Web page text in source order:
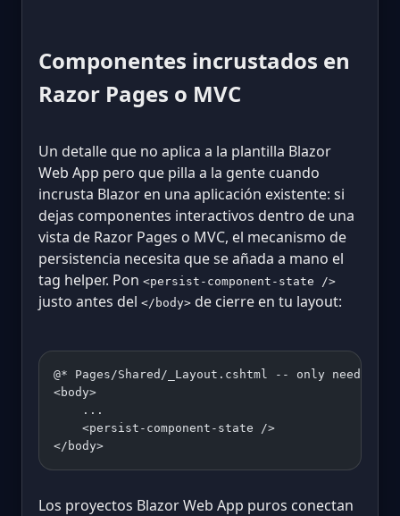
Componentes incrustados en
Razor Pages o MVC
Un detalle que no aplica a la plantilla Blazor
Web App pero que pilla a la gente cuando
incrusta Blazor en una aplicación existente: si
dejas componentes interactivos dentro de una
vista de Razor Pages o MVC, el mecanismo de
persistencia necesita que se añada a mano el
tag helper. Pon <persist-component-state />
justo antes del </body> de cierre en tu layout:
@* Pages/Shared/_Layout.cshtml -- only needed
<body>
    ...
    <persist-component-state />
</body>
Los proyectos Blazor Web App puros conectan